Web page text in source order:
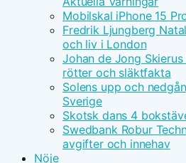
Mobilskal iPhone 15
Fredrik Ljungberg
och liv i London
Johan de Jong
rötter och släktfakta
Solens upp och
Sverige
Skotsk dans 4
Swedbank Robur
avgifter och innehav
Nöje